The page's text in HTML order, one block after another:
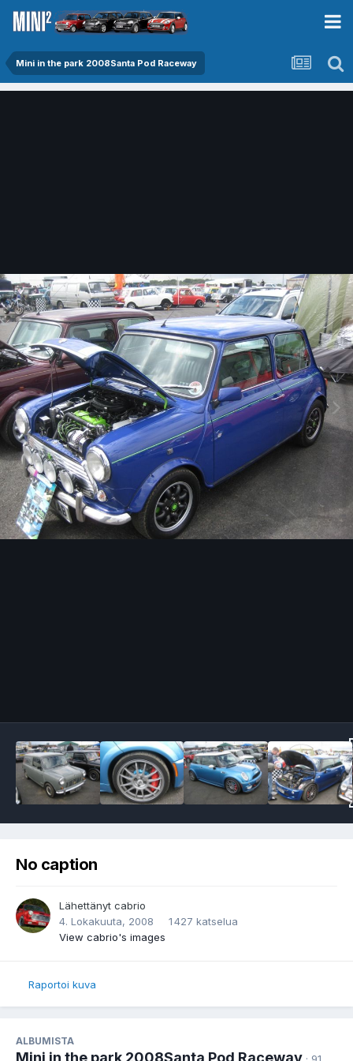
Mini in the park 2008Santa Pod Raceway
No caption
Lähettänyt cabrio
4. Lokakuuta, 2008
1 427 katselua
View cabrio's images
Raportoi kuva
ALBUMISTA
Mini in the park 2008Santa Pod Raceway